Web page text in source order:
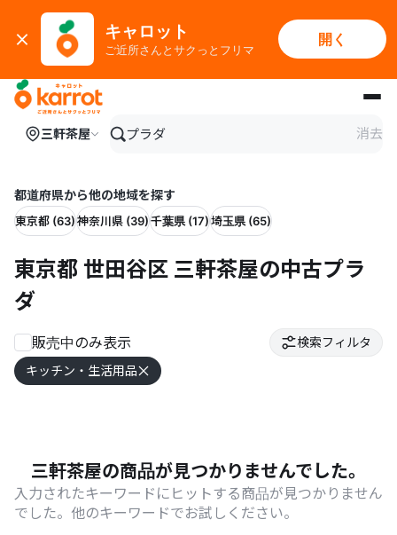
キャロット
ご近所さんとサクっとフリマ
開く
メインコンテンツにスキップ
三軒茶屋 消去
都道府県から他の地域を探す
東京都 (63)神奈川県 (39)千葉県 (17)埼玉県 (65)
東京都 世田谷区 三軒茶屋の中古プラ
ダ
販売中のみ表示
キッチン・生活用品
検索フィルタ
三軒茶屋の商品が見つかりませんでした。
入力されたキーワードにヒットする商品が見つかりません
でした。他のキーワードでお試しください。